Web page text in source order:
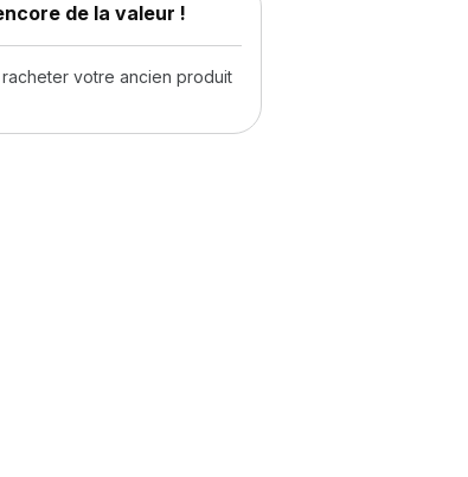
de la valeur !
votre ancien produit